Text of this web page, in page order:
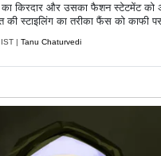
का किरदार और उसका फैशन स्टेटमेंट को
की स्टाइलिंग का तरीका फैंस को काफी
में परिभाषित करने के लिए शानदार
| Tanu Chaturvedi